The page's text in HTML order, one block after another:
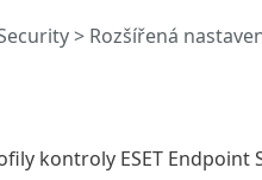
> Rozšířená
kontroly ESET Endpoint